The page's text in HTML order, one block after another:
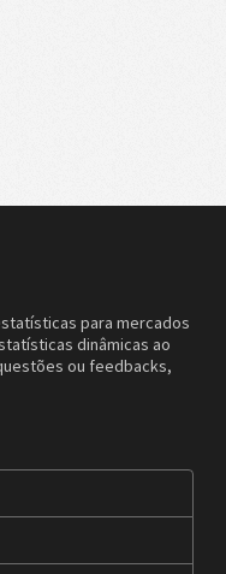
para mercados
dinâmicas ao
ou feedbacks,